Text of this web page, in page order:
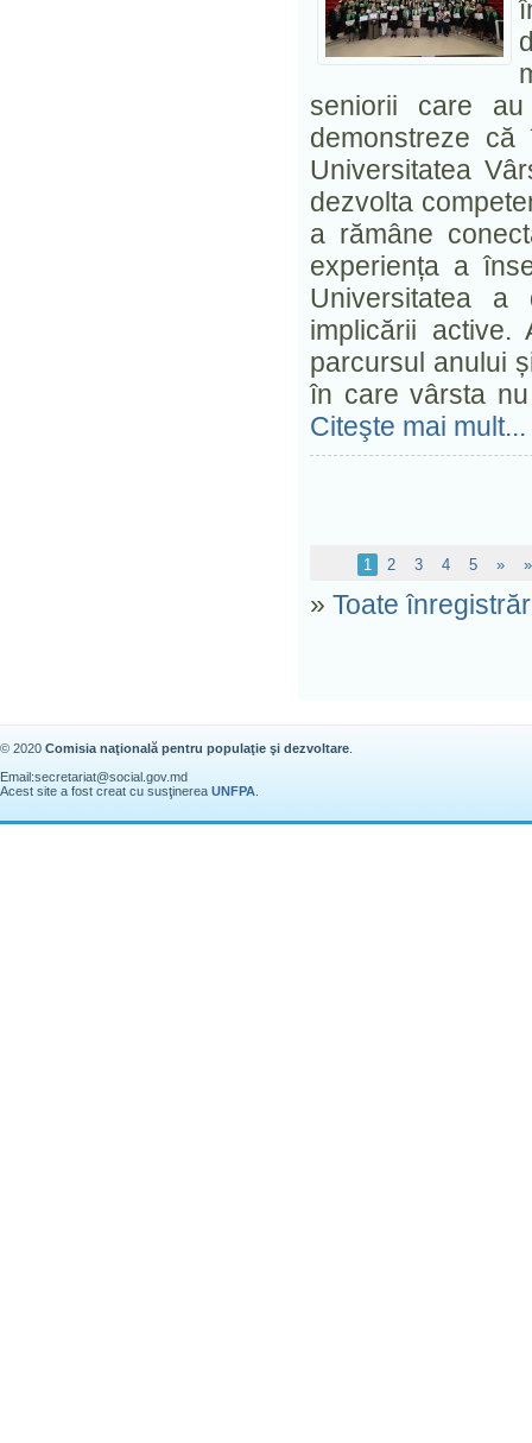
seniorii care
demonstreze
Universitatea
dezvolta
a rămâne
experiența a
Universitatea
implicării active.
parcursul anului
în care vârsta
Citeşte mai mult...
1 2 3 4 5 »
» Toate
© 2020 Comisia naţională pentru populaţie şi dezvoltare
Email:secretariat@social.gov.md
Acest site a fost creat cu susţinerea UNFPA